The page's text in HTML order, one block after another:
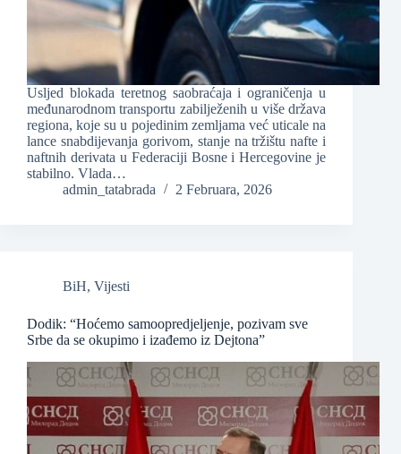
Usljed blokada teretnog saobraćaja i ograničenja u
međunarodnom transportu zabilježenih u više država
regiona, koje su u pojedinim zemljama već uticale na
lance snabdijevanja gorivom, stanje na tržištu nafte i
naftnih derivata u Federaciji Bosne i Hercegovine je
stabilno. Vlada…
admin_tatabrada
2 Februara, 2026
BiH, Vijesti
Dodik: “Hoćemo samoopredjeljenje, pozivam sve
Srbe da se okupimo i izađemo iz Dejtona”